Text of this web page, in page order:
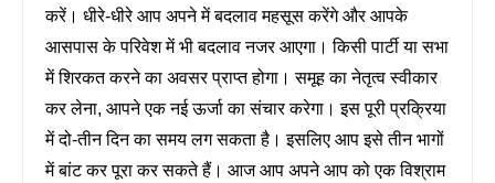
करें। धीरे-धीरे आप अपने में बदलाव महसूस करेंगे और आपके
आसपास के परिवेश में भी बदलाव नजर आएगा। किसी पार्टी या सभा
में शिरकत करने का अवसर प्राप्त होगा। समूह का नेतृत्व स्वीकार
कर लेना, आपने एक नई ऊर्जा का संचार करेगा। इस पूरी प्रक्रिया
में दो-तीन दिन का समय लग सकता है। इसलिए आप इसे तीन भागों
में बांट कर पूरा कर सकते हैं। आज आप अपने आप को एक विश्राम